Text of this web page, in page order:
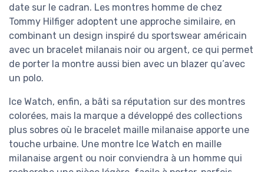
date sur le cadran. Les montres homme de chez
Tommy Hilfiger adoptent une approche similaire, en
combinant un design inspiré du sportswear américain
avec un bracelet milanais noir ou argent, ce qui permet
de porter la montre aussi bien avec un blazer qu’avec
un polo.
Ice Watch, enfin, a bâti sa réputation sur des montres
colorées, mais la marque a développé des collections
plus sobres où le bracelet maille milanaise apporte une
touche urbaine. Une montre Ice Watch en maille
milanaise argent ou noir conviendra à un homme qui